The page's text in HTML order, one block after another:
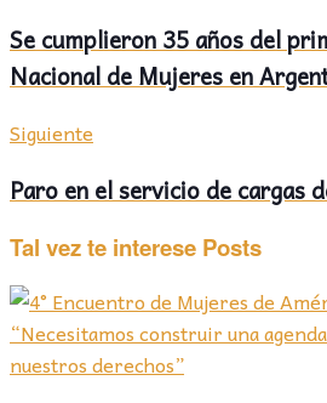
Se cumplieron 35 años del
Nacional de Mujeres en
Siguiente
Paro en el servicio de cargas
Tal vez te interese Posts